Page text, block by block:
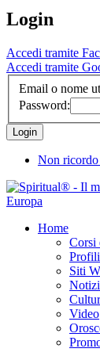
Login
Accedi tramite
Accedi tramite
Email o nome
Password:
Non ricordo
Home
Corsi
Siti
Video